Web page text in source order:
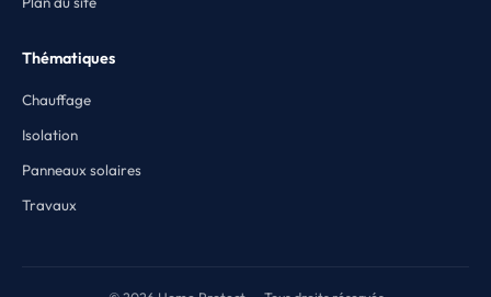
Thématiques
Chauffage
Isolation
Panneaux solaires
Travaux